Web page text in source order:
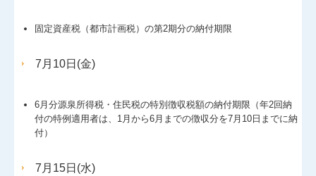
経営者オススメ情報
Q&A経営相談
税務Q&A
固定資産税（都市計画税）の第2期分の納付期限
7月10日(金)
6月分源泉所得税・住民税の特別徴収税額の納付期限（年2回納
付の特例適用者は、1月から6月までの徴収分を7月10日までに納
付）
7月15日(水)